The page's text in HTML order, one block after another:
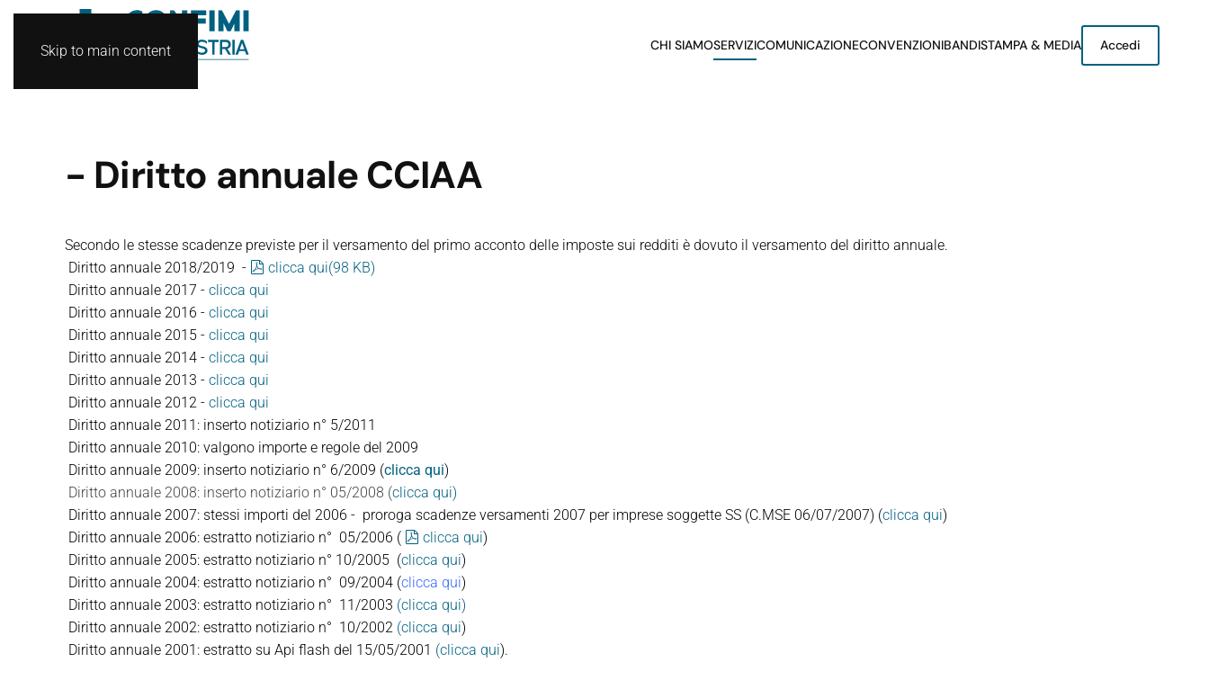
Skip to main content CHI SIAMOSERVIZICOMUNICAZIONECONVENZIONIBANDISTAMPA & MEDIA Accedi
- Diritto annuale CCIAA
Secondo le stesse scadenze previste per il versamento del primo acconto delle imposte sui redditi è dovuto il versamento del diritto annuale.
Diritto annuale 2018/2019 -
pdf
clicca qui(98 KB)
Diritto annuale 2017 - clicca qui
Diritto annuale 2016 - clicca qui
Diritto annuale 2015 - clicca qui
Diritto annuale 2014 - clicca qui
Diritto annuale 2013 - clicca qui
Diritto annuale 2012 - clicca qui
Diritto annuale 2011: inserto notiziario n° 5/2011
Diritto annuale 2010: valgono importe e regole del 2009
Diritto annuale 2009: inserto notiziario n° 6/2009 (clicca qui)
Diritto annuale 2008: inserto notiziario n° 05/2008 (clicca qui)
Diritto annuale 2007: stessi importi del 2006 - proroga scadenze versamenti 2007 per imprese soggette SS (C.MSE 06/07/2007) (clicca qui)
Diritto annuale 2006: estratto notiziario n° 05/2006 (
pdf
clicca qui)
Diritto annuale 2005: estratto notiziario n° 10/2005 (clicca qui)
Diritto annuale 2004: estratto notiziario n° 09/2004 (clicca qui)
Diritto annuale 2003: estratto notiziario n° 11/2003 (clicca qui)
Diritto annuale 2002: estratto notiziario n° 10/2002 (clicca qui)
Diritto annuale 2001: estratto su Api flash del 15/05/2001 (clicca qui).